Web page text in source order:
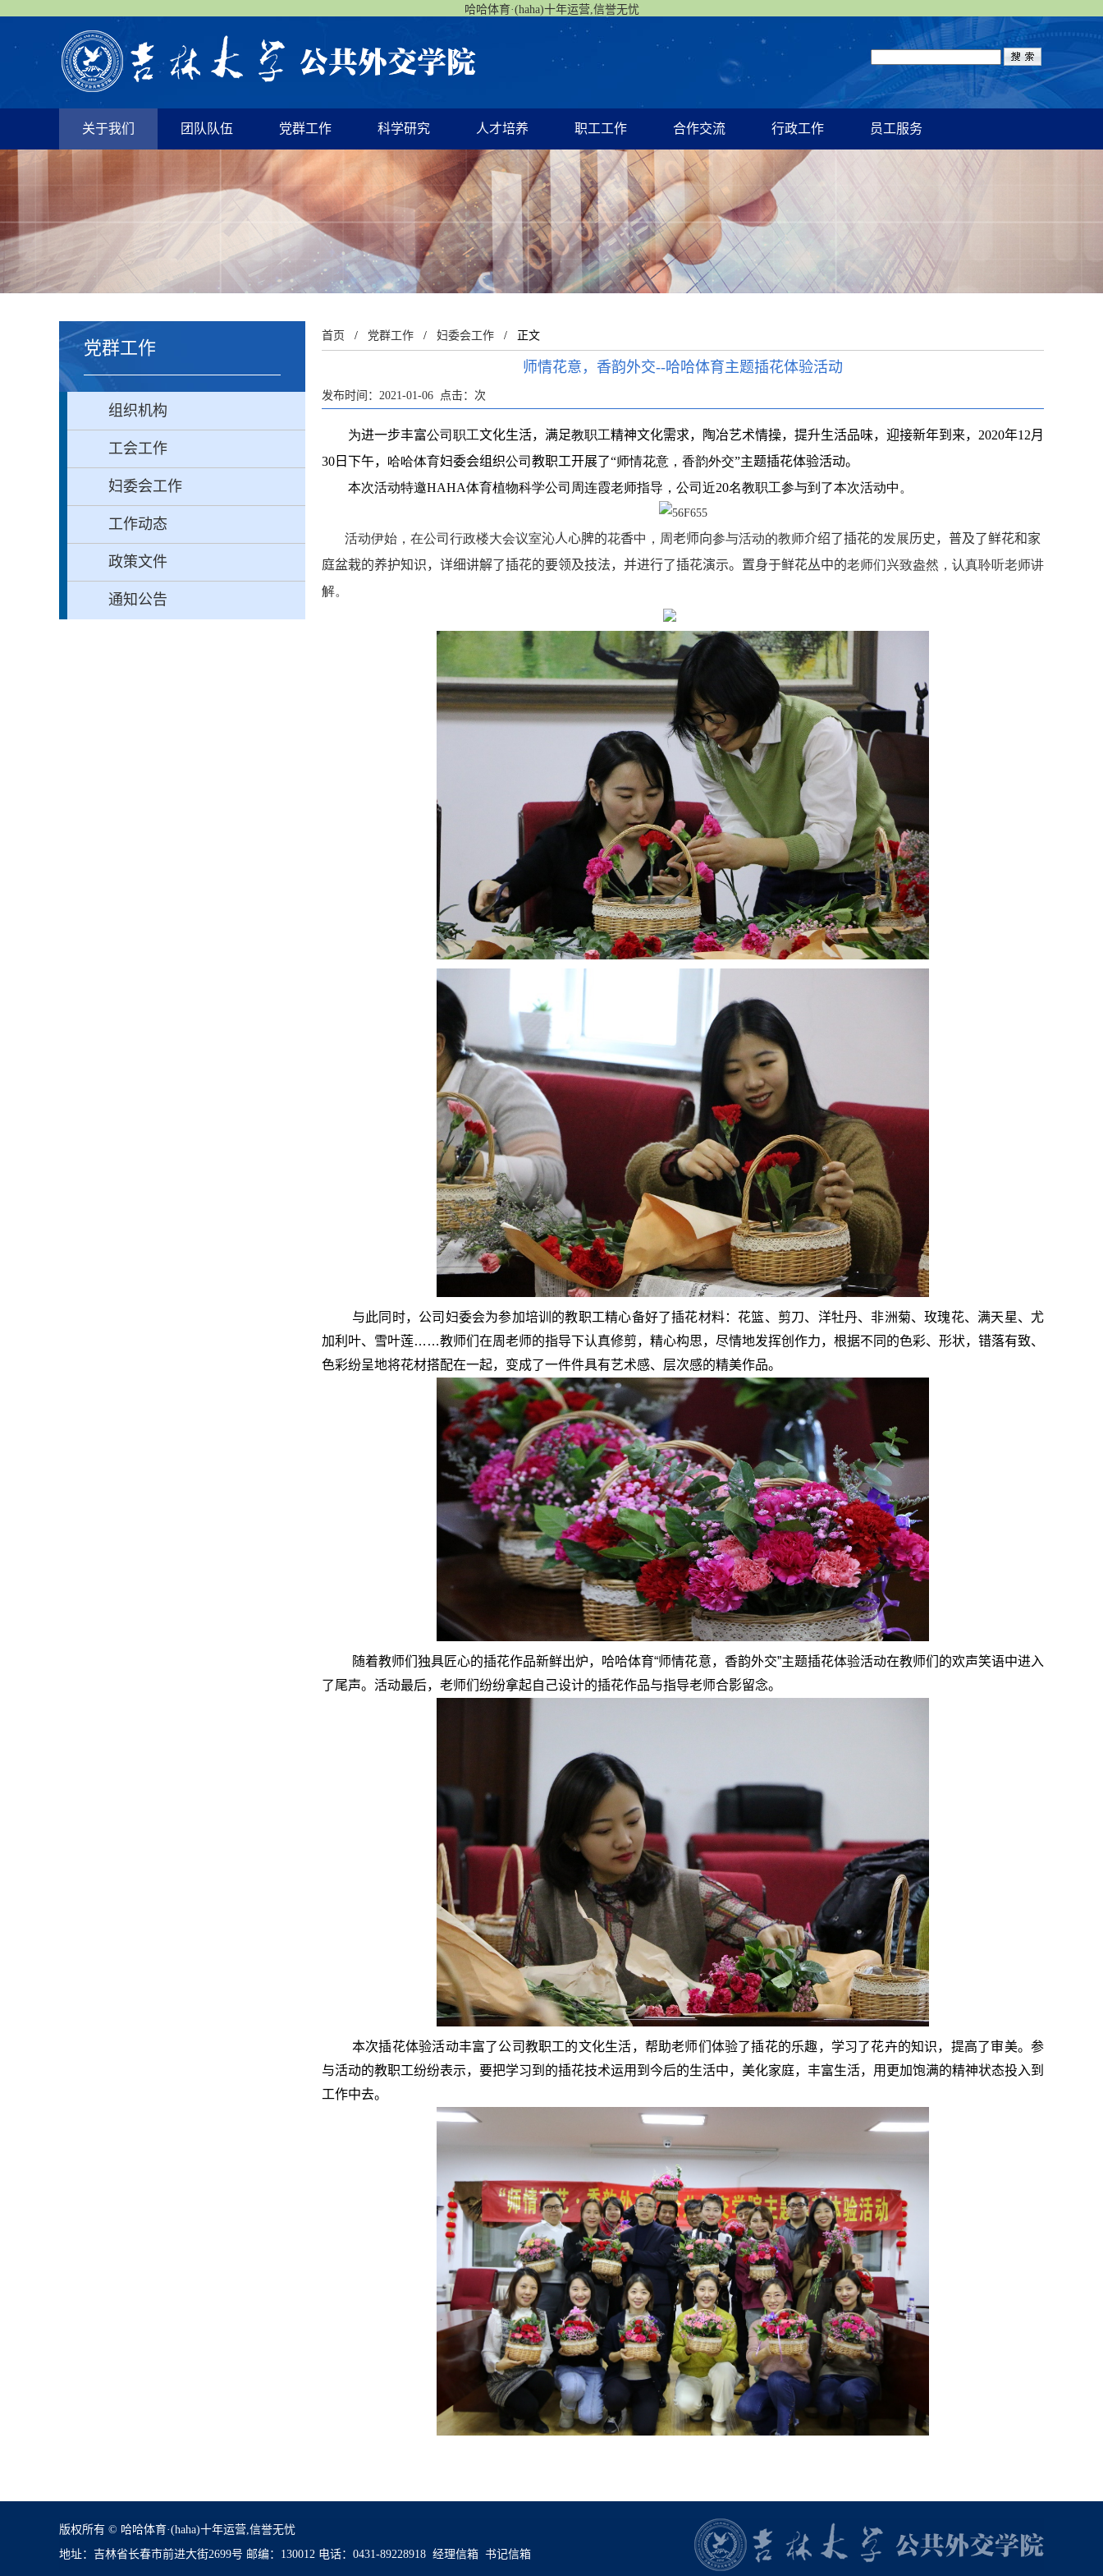
哈哈体育·(haha)十年运营,信誉无忧
关于我们 团队队伍 党群工作 科学研究 人才培养 职工工作 合作交流 行政工作 员工服务
党群工作
组织机构
工会工作
妇委会工作
工作动态
政策文件
通知公告
首页 / 党群工作 / 妇委会工作 / 正文
师情花意，香韵外交--哈哈体育主题插花体验活动
发布时间：2021-01-06 点击： 次
为进一步丰富公司职工文化生活，满足教职工精神文化需求， 陶冶艺术情操，提升生活品味，迎接新年到来， 2020年12月
30 日下午， 哈哈体育妇委会组织公司 教职工开展了“师情花意，香韵外交”主题插花体验活动。
本次活动特邀HAHA体育植物科学公司 周连霞老师指导，公司近20名教职工参与到了本次活动中。
活动伊始，在公司行政楼大会议室沁人心脾的花香中， 周老师向参与活动的教师介绍了插花的发展历史，普及了鲜花和家
庭盆栽的养护知识，详细讲解了插花的要领及技法，并进行了插花演示。置身于鲜花丛中的老师们兴致盎然，认真聆听老师讲
解。
与此同时，公司妇委会为参加培训的教职工精心备好了插花材料：花篮、剪刀、洋牡丹、非洲菊、玫瑰花、满天星、尤
加利叶、雪叶莲……教师们在周老师的指导下认真修剪，精心构思，尽情地发挥创作力，根据不同的色彩、形状，错落有致、
色彩纷呈地将花材搭配在一起，变成了一件件具有艺术感、层次感的精美作品。
随着教师们独具匠心的插花作品新鲜出炉，哈哈体育“师情花意，香韵外交”主题插花体验活动在教师们的欢声笑语中进入
了尾声。活动最后，老师们纷纷拿起自己设计的插花作品与指导老师合影留念。
本次插花体验活动丰富了公司教职工的文化生活，帮助老师们体验了插花的乐趣，学习了花卉的知识，提高了审美。参
与活动的教职工纷纷表示，要把学习到的插花技术运用到今后的生活中，美化家庭，丰富生活，用更加饱满的精神状态投入到
工作中去。
版权所有 © 哈哈体育·(haha)十年运营,信誉无忧
地址：吉林省长春市前进大街2699号 邮编：130012 电话：0431-89228918 经理信箱 书记信箱